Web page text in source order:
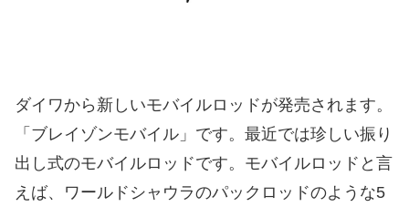
ダイワから新しいモバイルロッドが発売されます。
「ブレイゾンモバイル」です。最近では珍しい振り
出し式のモバイルロッドです。モバイルロッドと言
えば、ワールドシャウラのパックロッドのような5